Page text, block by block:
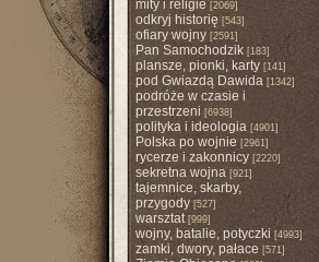
mity i religie [2069]
odkryj historię[543]
ofiary wojny[2591]
Pan Samochodzik[183]
plansze, pionki, karty[141]
pod Gwiazdą Dawida[1342]
podróże w czasie i
przestrzeni [6938]
polityka i ideologia[4901]
Polska po wojnie [2961]
rycerze i zakonnicy[2220]
sekretna wojna[921]
tajemnice, skarby,
przygody[527]
warsztat[999]
wojny, batalie, potyczki [4993]
zamki, dwory, pałace [571]